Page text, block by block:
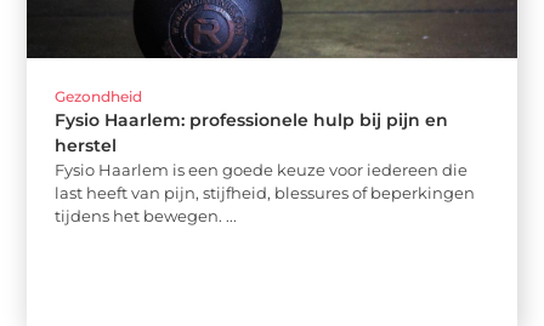
Gezondheid
Fysio Haarlem: professionele hulp bij pijn en
herstel
Fysio Haarlem is een goede keuze voor iedereen die
last heeft van pijn, stijfheid, blessures of beperkingen
tijdens het bewegen. ...